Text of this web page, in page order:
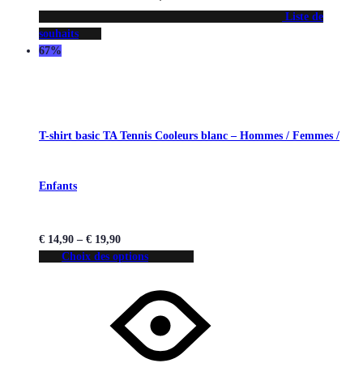
Liste de
souhaits
67%
T-shirt basic TA Tennis Cooleurs blanc – Hommes / Femmes /
Enfants
€ 14,90 – € 19,90
Choix des options